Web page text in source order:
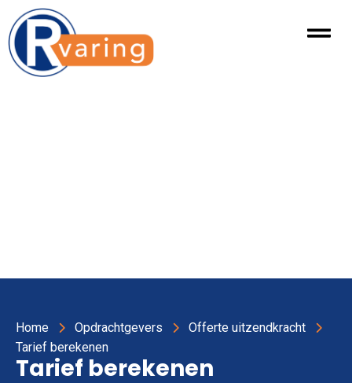
Home Opdrachtgevers
Offerte uitzendkracht
Tarief berekenen
Tarief berekenen